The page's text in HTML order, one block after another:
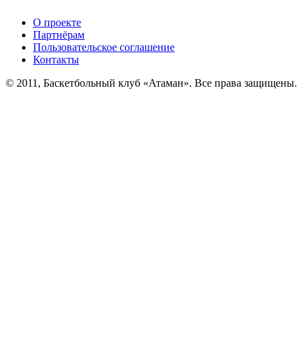
О проекте
Партнёрам
Пользовательское соглашение
Контакты
© 2011, Баскетбольный клуб «Атаман». Все права защищены.